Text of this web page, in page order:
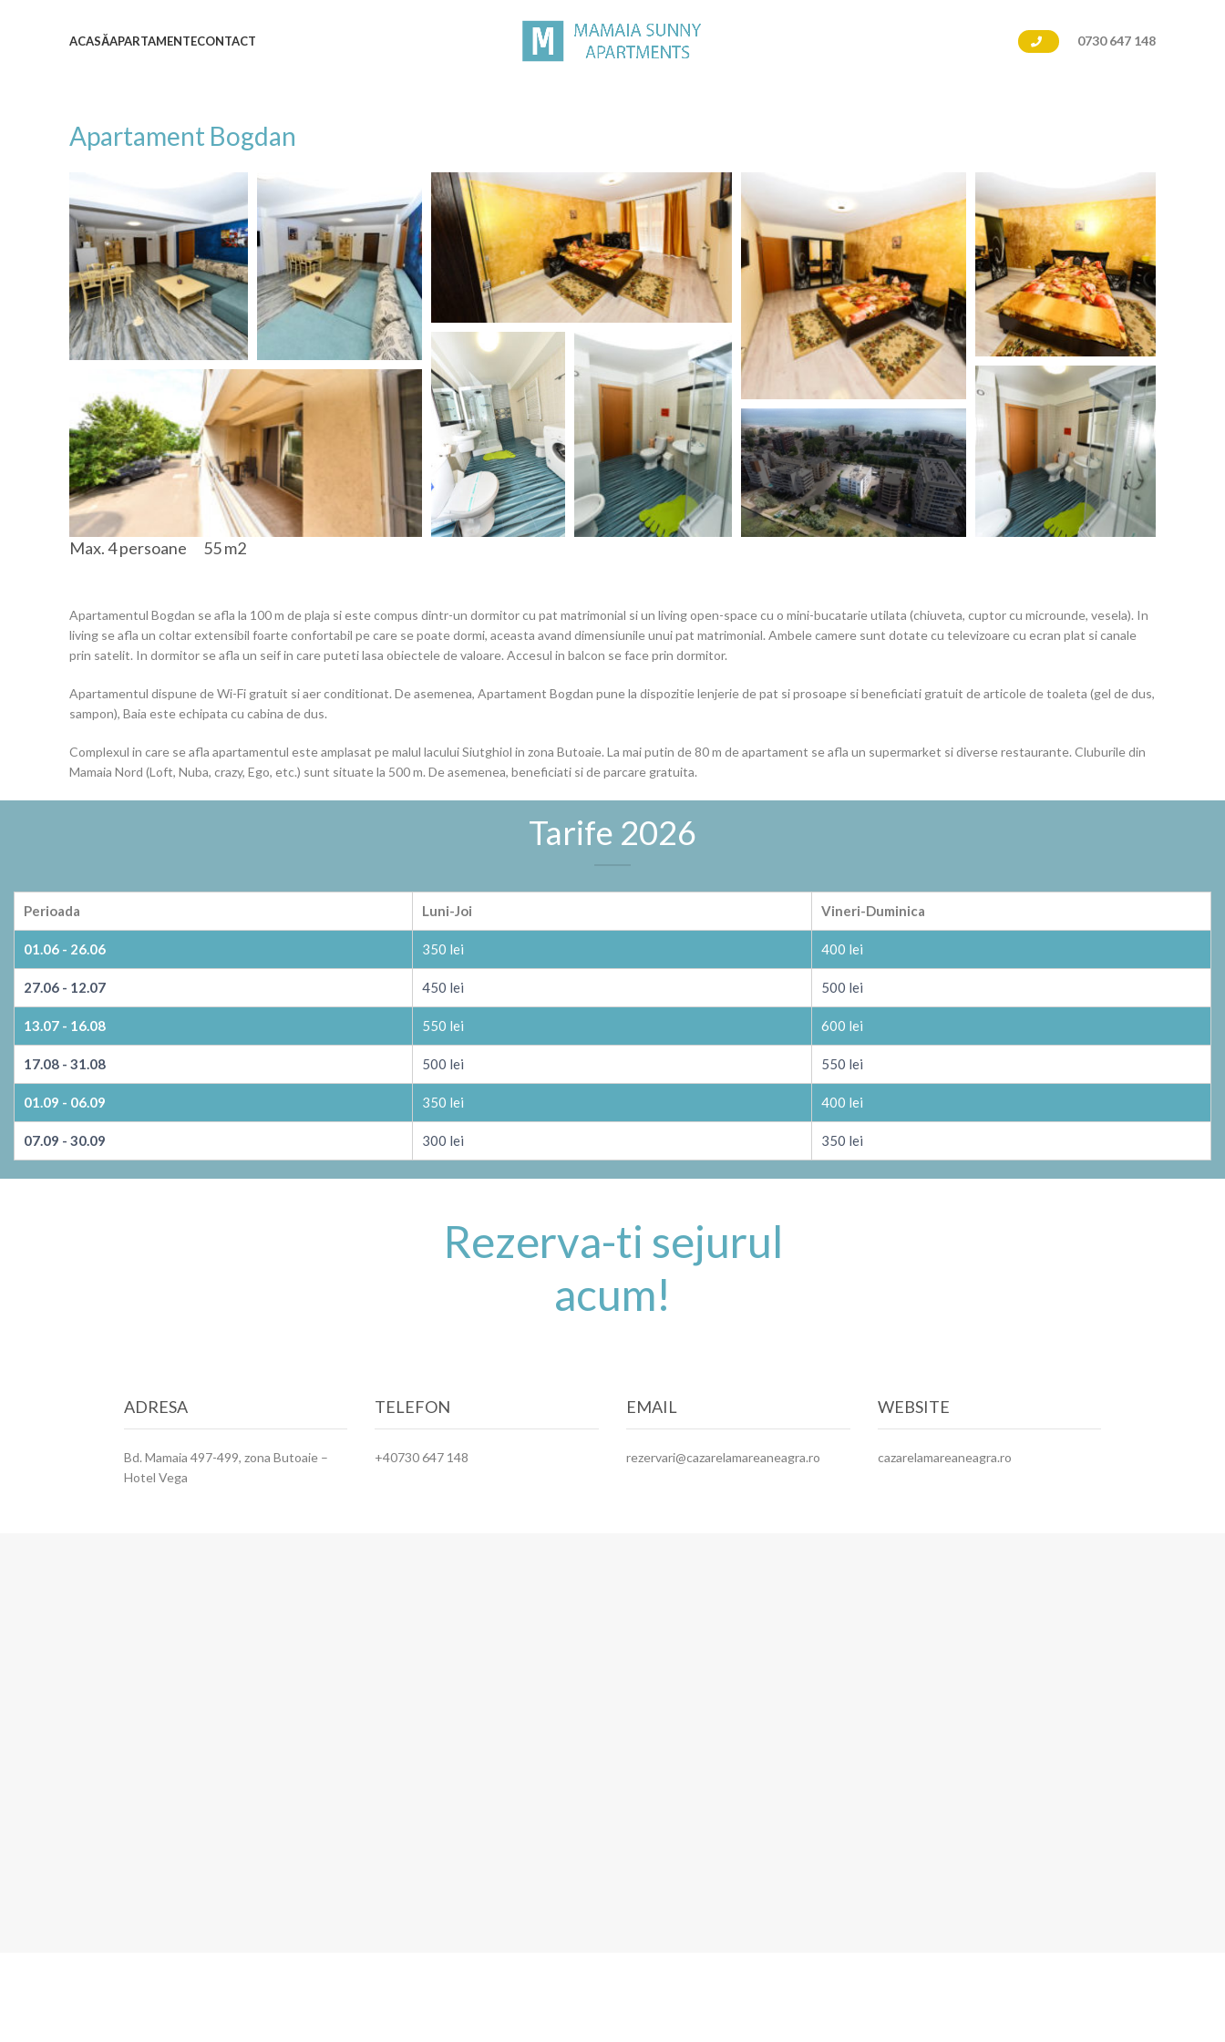
ACASĂAPARTAMENTECONTACT 0730 647 148
Apartament Bogdan
Max. 4 persoane 55 m2
Apartamentul Bogdan se afla la 100 m de plaja si este compus dintr-un dormitor cu pat matrimonial si un living open-space cu o mini-bucatarie utilata (chiuveta, cuptor cu microunde, vesela). In
living se afla un coltar extensibil foarte confortabil pe care se poate dormi, aceasta avand dimensiunile unui pat matrimonial. Ambele camere sunt dotate cu televizoare cu ecran plat si canale
prin satelit. In dormitor se afla un seif in care puteti lasa obiectele de valoare. Accesul in balcon se face prin dormitor.
Apartamentul dispune de Wi-Fi gratuit si aer conditionat. De asemenea, Apartament Bogdan pune la dispozitie lenjerie de pat si prosoape si beneficiati gratuit de articole de toaleta (gel de dus,
sampon), Baia este echipata cu cabina de dus.
Complexul in care se afla apartamentul este amplasat pe malul lacului Siutghiol in zona Butoaie. La mai putin de 80 m de apartament se afla un supermarket si diverse restaurante. Cluburile din
Mamaia Nord (Loft, Nuba, crazy, Ego, etc.) sunt situate la 500 m. De asemenea, beneficiati si de parcare gratuita.
Tarife 2026
Perioada Luni-Joi Vineri-Duminica
01.06 - 26.06 350 lei 400 lei
27.06 - 12.07 450 lei 500 lei
13.07 - 16.08 550 lei 600 lei
17.08 - 31.08 500 lei 550 lei
01.09 - 06.09 350 lei 400 lei
07.09 - 30.09 300 lei 350 lei
Rezerva-ti sejurul
acum!
ADRESA
Bd. Mamaia 497-499, zona Butoaie –
Hotel Vega
TELEFON
+40730 647 148
EMAIL
rezervari@cazarelamareaneagra.ro
WEBSITE
cazarelamareaneagra.ro